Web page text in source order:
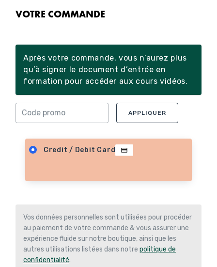
VOTRE COMMANDE
Après votre commande, vous n’aurez plus
qu’à signer le document d’entrée en
formation pour accéder aux cours vidéos.
APPLIQUER
Credit / Debit Card
Vos données personnelles sont utilisées pour procéder
au paiement de votre commande & vous assurer une
expérience fluide sur notre boutique, ainsi que les
autres utilisations listées dans notre politique de
confidentialité.